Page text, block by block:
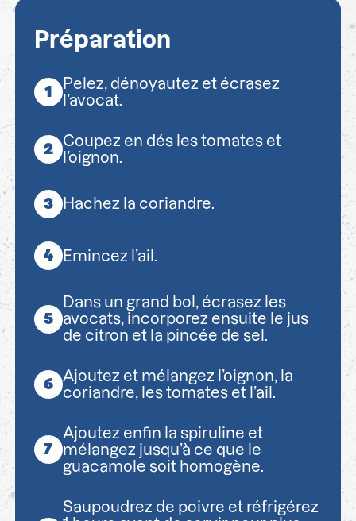
Préparation
Pelez, dénoyautez et écrasez
l’avocat.
Coupez en dés les tomates et
l’oignon.
Hachez la coriandre.
Emincez l’ail.
Dans un grand bol, écrasez les
avocats, incorporez ensuite le jus
de citron et la pincée de sel.
Ajoutez et mélangez l’oignon, la
coriandre, les tomates et l’ail.
Ajoutez enfin la spiruline et
mélangez jusqu’à ce que le
guacamole soit homogène.
Saupoudrez de poivre et réfrigérez